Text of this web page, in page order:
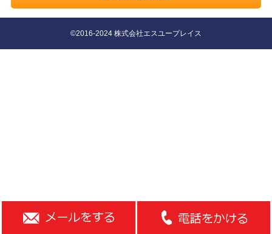
©2016-2024 株式会社エスユープレイス